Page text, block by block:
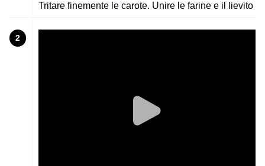
Tritare finemente le carote. Unire le farine e il lievito
2